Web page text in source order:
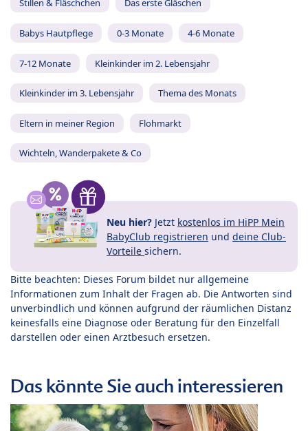
Stillen & Fläschchen Das erste Gläschen
Babys Hautpflege 0-3 Monate 4-6 Monate
7-12 Monate Kleinkinder im 2. Lebensjahr
Kleinkinder im 3. Lebensjahr Thema des Monats
Eltern in meiner Region Flohmarkt
Wichteln, Wanderpakete & Co
Neu hier? Jetzt kostenlos im HiPP Mein
BabyClub registrieren und deine Club-
Vorteile sichern.
Bitte beachten: Dieses Forum bildet nur allgemeine
Informationen zum Inhalt der Fragen ab. Die Antworten sind
unverbindlich und können aufgrund der räumlichen Distanz
keinesfalls eine Diagnose oder Beratung für den Einzelfall
darstellen oder einen Arztbesuch ersetzen.
Das könnte Sie auch interessieren